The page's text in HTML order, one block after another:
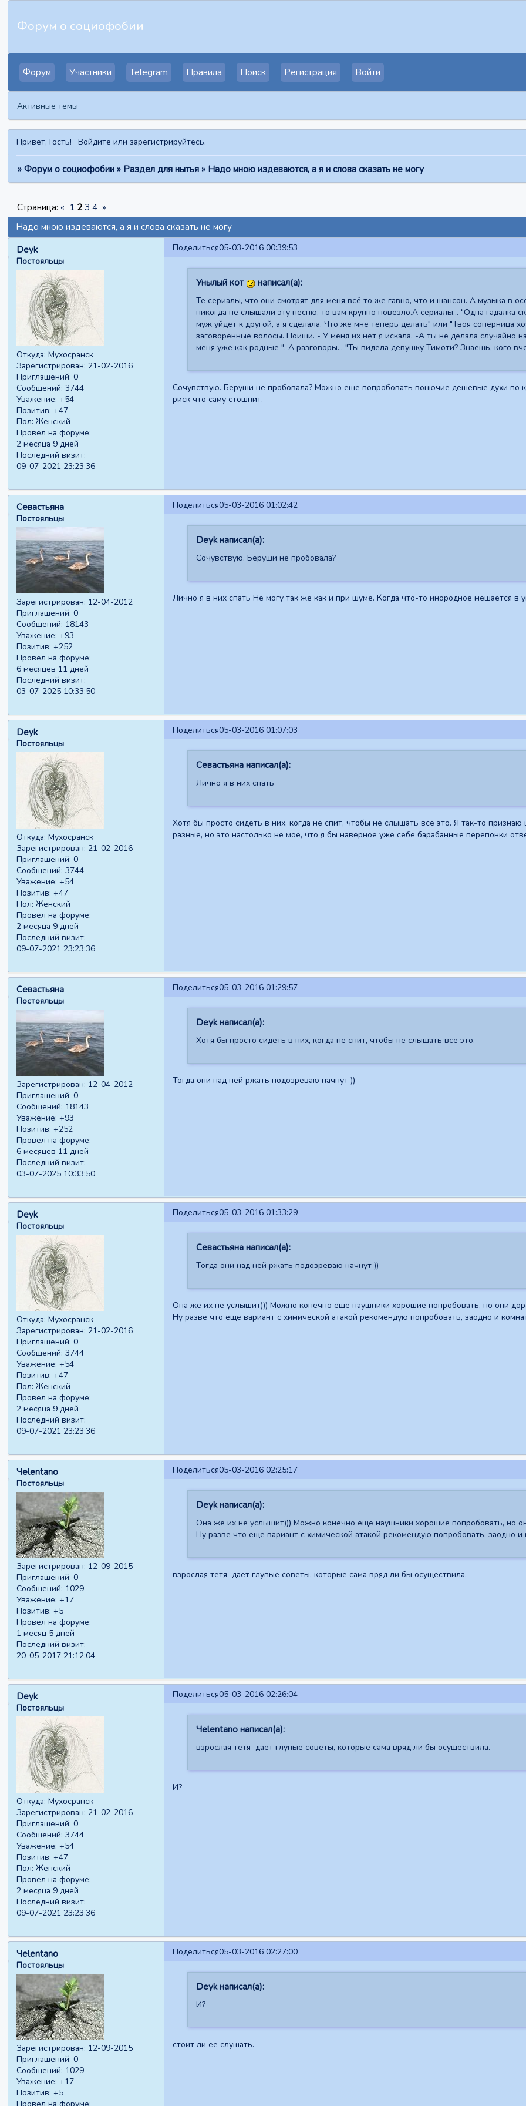
Форум о социофобии
Форум Участники Telegram Правила Поиск Регистрация Войти
Активные темы
Привет, Гость! Войдите илизарегистрируйтесь.
» Форум о социофобии » Раздел для нытья » Надо мною издеваются, а я и слова сказать не могу
Надо мною издеваются, а я и слова сказать не могу
Страница: « 1 2 3 4 »
Поделиться05-03-2016 00:39:53
Deyk
Постояльцы
Откуда: Мухосранск
Зарегистрирован: 21-02-2016
Приглашений: 0
Сообщений: 3744
Уважение: +54
Позитив: +47
Пол: Женский
Провел на форуме:
2 месяца 9 дней
Последний визит:
09-07-2021 23:23:36
Унылый кот написал(а):
Те сериалы, что они смотрят для меня всё то же гавно, что и шансон. А музыка в
никогда не слышали эту песню, то вам крупно повезло.А сериалы... "Одна гадалка
муж уйдёт к другой, а я сделала. Что же мне теперь делать" или "Твоя соперница
заговорённые волосы. Поищи. - У меня их нет я искала. -А ты не делала случайно
меня уже как родные ". А разговоры... "Ты видела девушку Тимоти? Знаешь, кого
Сочувствую. Беруши не пробовала? Можно еще попробовать вонючие дешевые духи по
риск что саму стошнит.
Поделиться05-03-2016 01:02:42
Севастьяна
Постояльцы
Зарегистрирован: 12-04-2012
Приглашений: 0
Сообщений: 18143
Уважение: +93
Позитив: +252
Провел на форуме:
6 месяцев 11 дней
Последний визит:
03-07-2025 10:33:50
Deyk написал(а):
Сочувствую. Беруши не пробовала?
Лично я в них спать Не могу так же как и при шуме. Когда что-то инородное мешается в
Поделиться05-03-2016 01:07:03
Deyk
Постояльцы
Откуда: Мухосранск
Зарегистрирован: 21-02-2016
Приглашений: 0
Сообщений: 3744
Уважение: +54
Позитив: +47
Пол: Женский
Провел на форуме:
2 месяца 9 дней
Последний визит:
09-07-2021 23:23:36
Севастьяна написал(а):
Лично я в них спать
Хотя бы просто сидеть в них, когда не спит, чтобы не слышать все это. Я так-то
разные, но это настолько не мое, что я бы наверное уже себе барабанные перепонки
Поделиться05-03-2016 01:29:57
Севастьяна
Постояльцы
Зарегистрирован: 12-04-2012
Приглашений: 0
Сообщений: 18143
Уважение: +93
Позитив: +252
Провел на форуме:
6 месяцев 11 дней
Последний визит:
03-07-2025 10:33:50
Deyk написал(а):
Хотя бы просто сидеть в них, когда не спит, чтобы не слышать все это.
Тогда они над ней ржать подозреваю начнут ))
Поделиться05-03-2016 01:33:29
Deyk
Постояльцы
Откуда: Мухосранск
Зарегистрирован: 21-02-2016
Приглашений: 0
Сообщений: 3744
Уважение: +54
Позитив: +47
Пол: Женский
Провел на форуме:
2 месяца 9 дней
Последний визит:
09-07-2021 23:23:36
Севастьяна написал(а):
Тогда они над ней ржать подозреваю начнут ))
Она же их не услышит))) Можно конечно еще наушники хорошие попробовать, но они
Ну разве что еще вариант с химической атакой рекомендую попробовать, заодно и
Поделиться05-03-2016 02:25:17
Чelentano
Постояльцы
Зарегистрирован: 12-09-2015
Приглашений: 0
Сообщений: 1029
Уважение: +17
Позитив: +5
Провел на форуме:
1 месяц 5 дней
Последний визит:
20-05-2017 21:12:04
Deyk написал(а):
Она же их не услышит))) Можно конечно еще наушники хорошие попробовать, но
Ну разве что еще вариант с химической атакой рекомендую попробовать, заодно и
взрослая тетя дает глупые советы, которые сама вряд ли бы осуществила.
Поделиться05-03-2016 02:26:04
Deyk
Постояльцы
Откуда: Мухосранск
Зарегистрирован: 21-02-2016
Приглашений: 0
Сообщений: 3744
Уважение: +54
Позитив: +47
Пол: Женский
Провел на форуме:
2 месяца 9 дней
Последний визит:
09-07-2021 23:23:36
Чelentano написал(а):
взрослая тетя дает глупые советы, которые сама вряд ли бы осуществила.
И?
Поделиться05-03-2016 02:27:00
Чelentano
Постояльцы
Зарегистрирован: 12-09-2015
Приглашений: 0
Сообщений: 1029
Уважение: +17
Позитив: +5
Deyk написал(а):
И?
стоит ли ее слушать.